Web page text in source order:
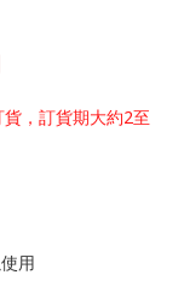
，訂貨期大約2至
用